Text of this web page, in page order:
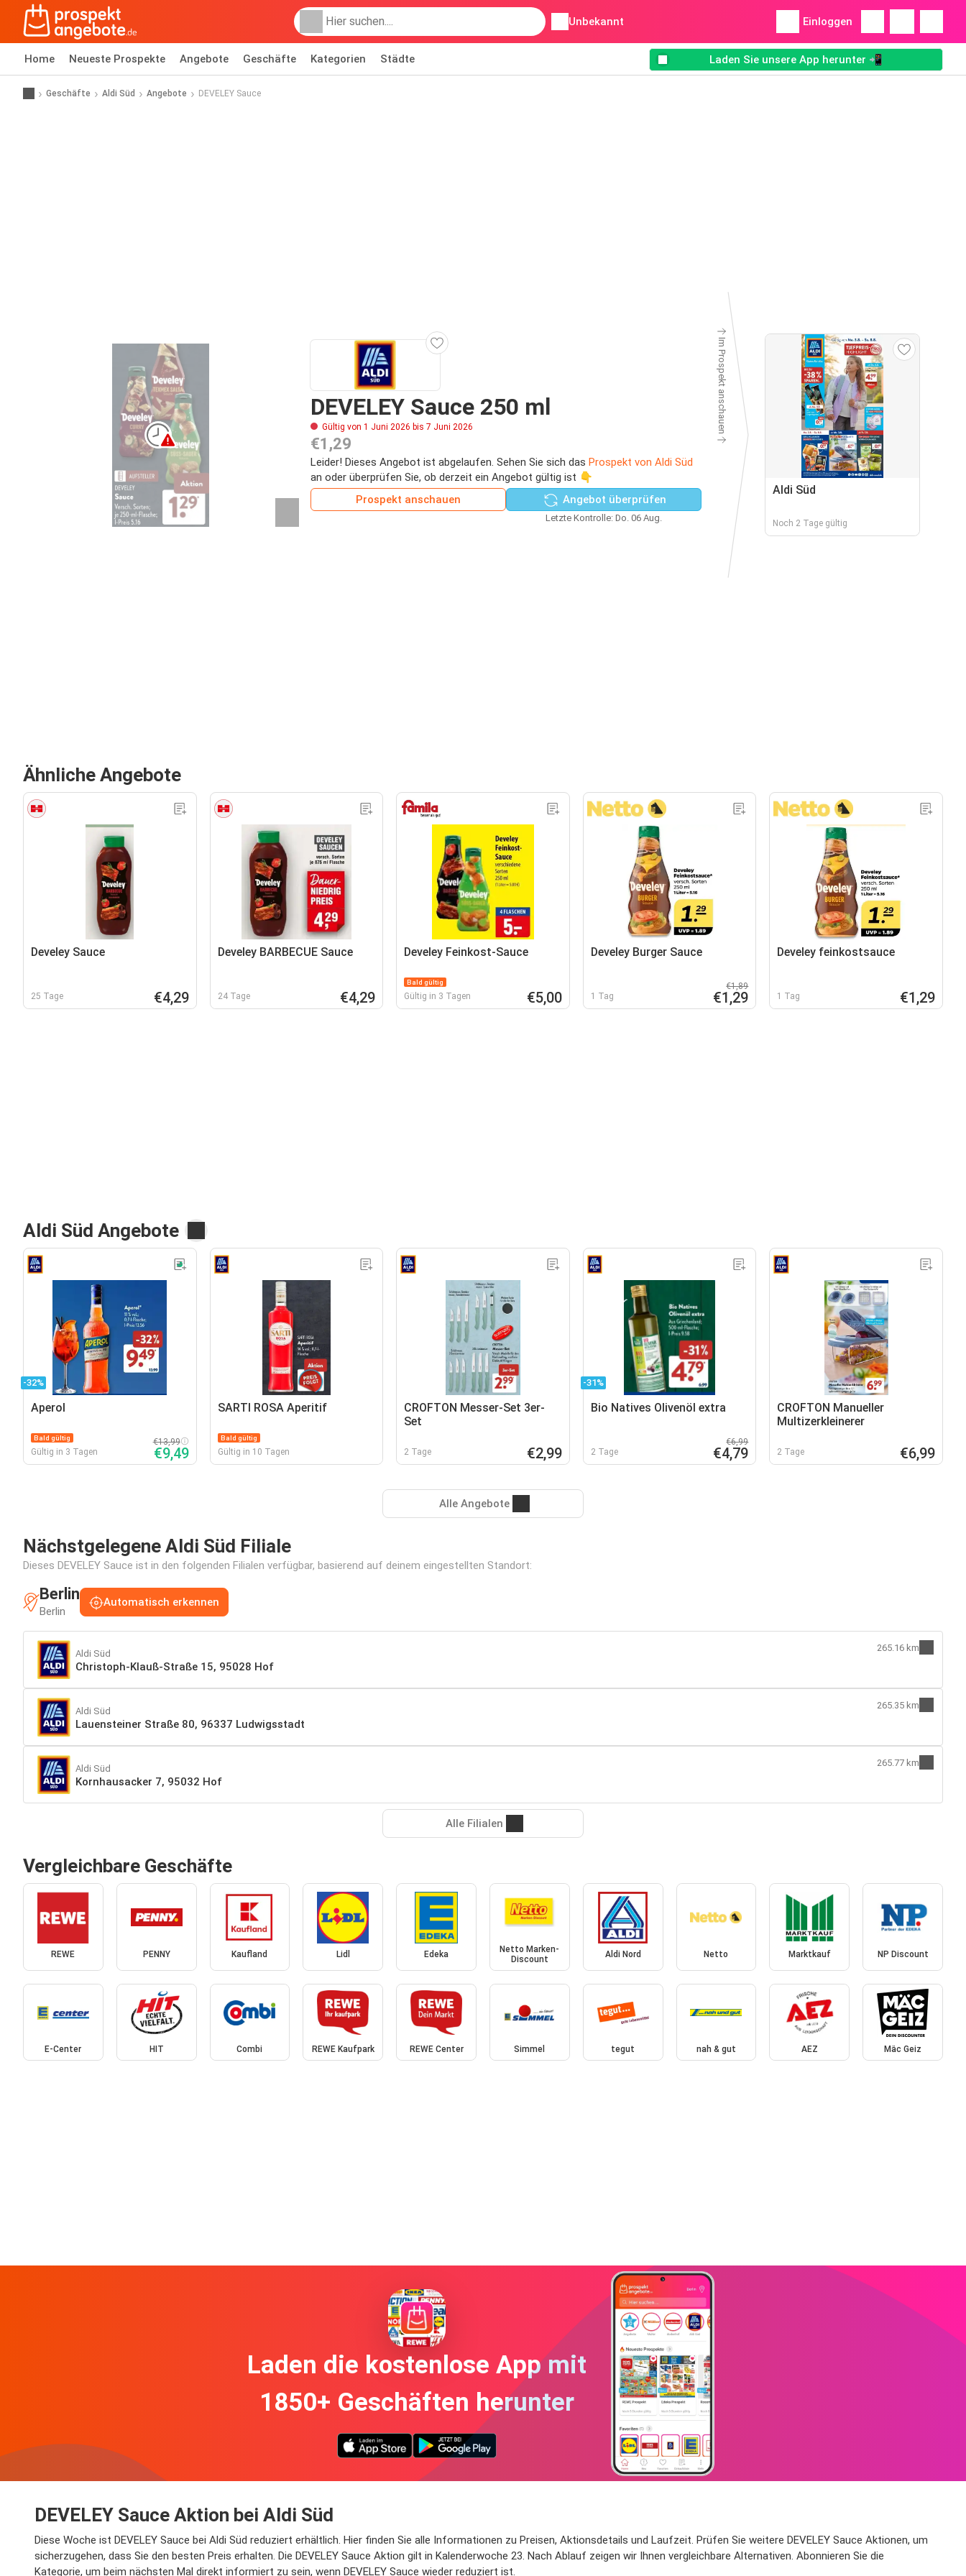
Unbekannt Einloggen
Home Neueste Prospekte Angebote Geschäfte Kategorien Städte Laden Sie unsere App herunter 📲
Geschäfte Aldi Süd Angebote DEVELEY Sauce
DEVELEY Sauce 250 ml
Gültig von 1 Juni 2026 bis 7 Juni 2026
€1,29
Leider! Dieses Angebot ist abgelaufen. Sehen Sie sich das Prospekt von Aldi Süd
an oder überprüfen Sie, ob derzeit ein Angebot gültig ist 👇
Prospekt anschauen
Angebot überprüfen
Letzte Kontrolle: Do. 06 Aug.
Im Prospekt anschauen
Aldi Süd
Noch 2 Tage gültig
Ähnliche Angebote
Develey Sauce
25 Tage €4,29
Develey BARBECUE Sauce
24 Tage €4,29
Develey Feinkost-Sauce
Bald gültig
Gültig in 3 Tagen €5,00
Develey Burger Sauce
1 Tag
€1,89
€1,29
Develey feinkostsauce
1 Tag €1,29
Aldi Süd Angebote
-32%
Aperol
Bald gültig
Gültig in 3 Tagen
€13,99
€9,49
SARTI ROSA Aperitif
Bald gültig
Gültig in 10 Tagen
CROFTON Messer-Set 3er-
Set
2 Tage €2,99
-31%
Bio Natives Olivenöl extra
2 Tage
€6,99
€4,79
CROFTON Manueller
Multizerkleinerer
2 Tage €6,99
Alle Angebote
Nächstgelegene Aldi Süd Filiale
Dieses DEVELEY Sauce ist in den folgenden Filialen verfügbar, basierend auf deinem eingestellten Standort:
Berlin
Berlin
Automatisch erkennen
Aldi Süd
Christoph-Klauß-Straße 15, 95028 Hof
265.16 km
Aldi Süd
Lauensteiner Straße 80, 96337 Ludwigsstadt
265.35 km
Aldi Süd
Kornhausacker 7, 95032 Hof
265.77 km
Alle Filialen
Vergleichbare Geschäfte
REWE PENNY Kaufland Lidl Edeka
Netto Marken-
Discount
Aldi Nord Netto Marktkauf NP Discount
E-Center HIT Combi REWE Kaufpark REWE Center Simmel tegut nah & gut AEZ Mäc Geiz
Laden die kostenlose App mit
1850+ Geschäften herunter
DEVELEY Sauce Aktion bei Aldi Süd
Diese Woche ist DEVELEY Sauce bei Aldi Süd reduziert erhältlich. Hier finden Sie alle Informationen zu Preisen, Aktionsdetails und Laufzeit. Prüfen Sie weitere DEVELEY Sauce Aktionen, um
sicherzugehen, dass Sie den besten Preis erhalten. Die DEVELEY Sauce Aktion gilt in Kalenderwoche 23. Nach Ablauf zeigen wir Ihnen vergleichbare Alternativen. Abonnieren Sie die
Kategorie, um beim nächsten Mal direkt informiert zu sein, wenn DEVELEY Sauce wieder reduziert ist.